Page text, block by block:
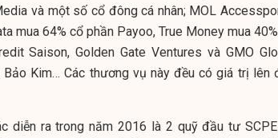
và một số cổ đông cá nhân; MOL
mua 64% cổ phần Payoo, True Money mua
Saison, Golden Gate Ventures và GMO
Bảo Kim… Các thương vụ này đều có giá trị lên
diễn ra trong năm 2016 là 2 quỹ đầu tư